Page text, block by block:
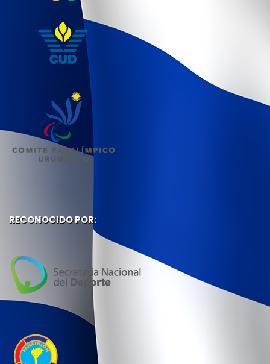
RECONOCIDO POR: